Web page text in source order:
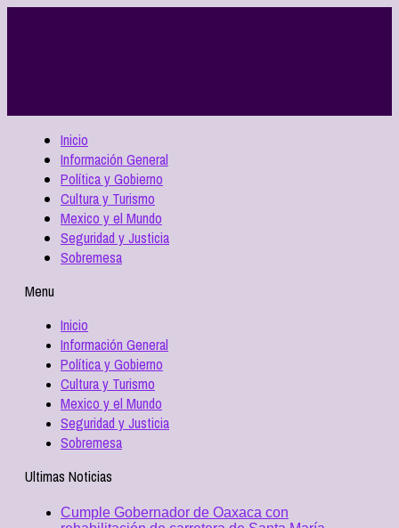
Inicio
Información General
Política y Gobierno
Cultura y Turismo
Mexico y el Mundo
Seguridad y Justicia
Sobremesa
Menu
Inicio
Información General
Política y Gobierno
Cultura y Turismo
Mexico y el Mundo
Seguridad y Justicia
Sobremesa
Ultimas Noticias
Cumple Gobernador de Oaxaca con